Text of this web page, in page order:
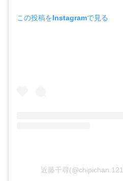
この投稿をInstagramで見る
近藤千尋